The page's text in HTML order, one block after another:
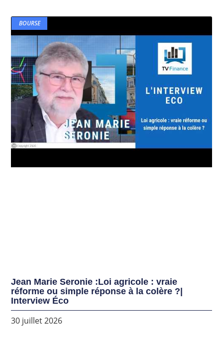
BOURSE
Jean Marie Seronie :Loi agricole : vraie
réforme ou simple réponse à la colère ?|
Interview Éco
30 juillet 2026